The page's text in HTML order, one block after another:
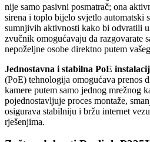
nije samo pasivni posmatrač; ona
sirena i toplo bijelo svjetlo automatski
sumnjivih aktivnosti kako bi odvratili
zvučnik omogućavaju da razgovarate
nepoželjne osobe direktno putem
Jednostavna i stabilna PoE
(PoE) tehnologija omogućava prenos
kamere putem samo jednog mrežnog
pojednostavljuje proces montaže,
osigurava stabilniju i bržu internet
rješenjima.